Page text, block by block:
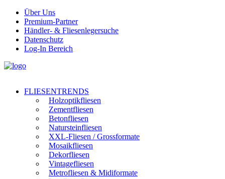
Über Uns
Premium-Partner
Händler- & Fliesenlegersuche
Datenschutz
Log-In Bereich
FLIESENTRENDS
Holzoptikfliesen
Zementfliesen
Betonfliesen
Natursteinfliesen
XXL-Fliesen / Grossformate
Mosaikfliesen
Dekorfliesen
Vintagefliesen
Metrofliesen & Midiformate